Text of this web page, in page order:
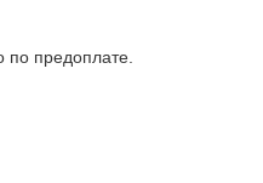
по предоплате.